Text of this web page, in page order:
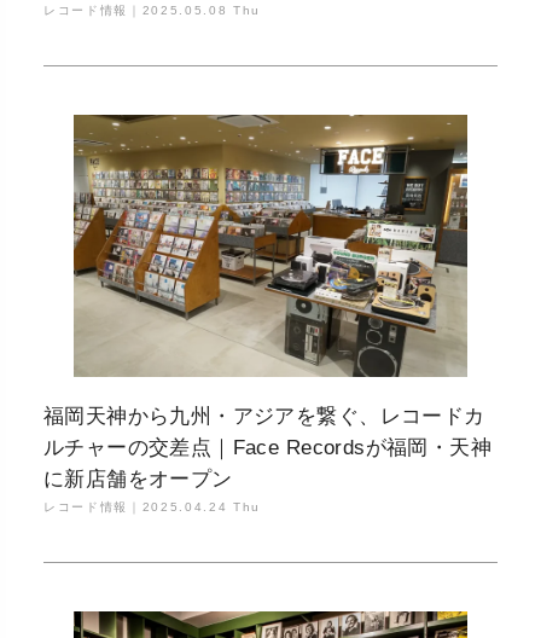
レコード情報｜ 2025.05.08 Thu
福岡天神から九州・アジアを繋ぐ、レコードカ
ルチャーの交差点｜Face Recordsが福岡・天神
に新店舗をオープン
レコード情報｜ 2025.04.24 Thu